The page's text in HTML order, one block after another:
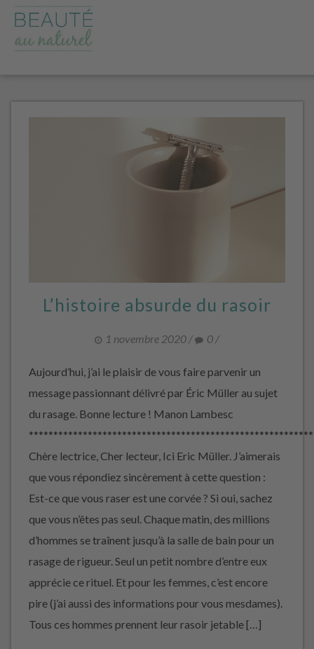
L’histoire absurde du rasoir
1 novembre 2020 / 0 /
Aujourd’hui, j’ai le plaisir de vous faire parvenir un
message passionnant délivré par Éric Müller au sujet
du rasage. Bonne lecture ! Manon Lambesc
Chère lectrice, Cher lecteur, Ici Eric Müller. J’aimerais
que vous répondiez sincèrement à cette question :
Est-ce que vous raser est une corvée ? Si oui, sachez
que vous n’êtes pas seul. Chaque matin, des millions
d’hommes se traînent jusqu’à la salle de bain pour un
rasage de rigueur. Seul un petit nombre d’entre eux
apprécie ce rituel. Et pour les femmes, c’est encore
pire (j’ai aussi des informations pour vous mesdames).
Tous ces hommes prennent leur rasoir jetable […]